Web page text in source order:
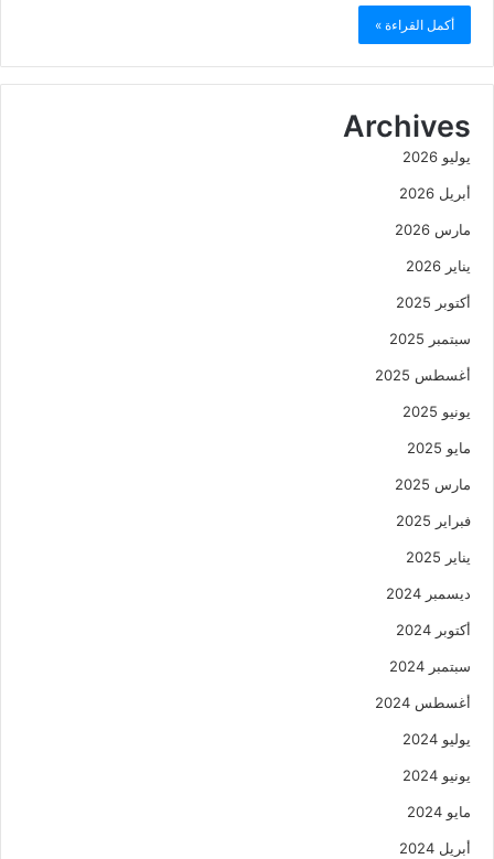
أكمل القراءة »
Archives
يوليو 2026
أبريل 2026
مارس 2026
يناير 2026
أكتوبر 2025
سبتمبر 2025
أغسطس 2025
يونيو 2025
مايو 2025
مارس 2025
فبراير 2025
يناير 2025
ديسمبر 2024
أكتوبر 2024
سبتمبر 2024
أغسطس 2024
يوليو 2024
يونيو 2024
مايو 2024
أبريل 2024